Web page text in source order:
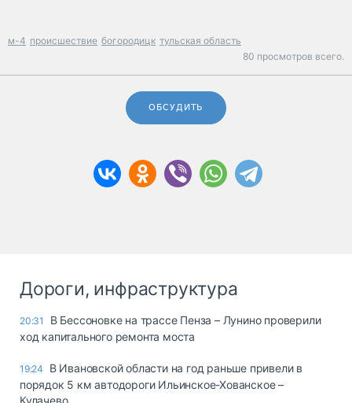
м-4 происшествие богородицк тульская область
80 просмотров всего.
ОБСУДИТЬ
Дороги, инфраструктура
20:31
В Бессоновке на трассе Пенза – Лунино проверили
ход капитального ремонта моста
19:24
В Ивановской области на год раньше привели в
порядок 5 км автодороги Ильинское-Хованское –
Кулачево